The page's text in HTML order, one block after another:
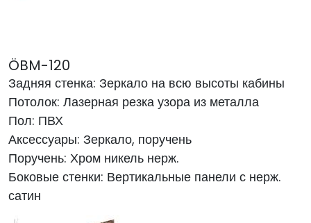
ÖBM-120
Задняя стенка: Зеркало на всю высоты кабины
Потолок: Лазерная резка узора из металла
Пол: ПВХ
Аксессуары: Зеркало, поручень
Поручень: Хром никель нерж.
Боковые стенки: Вертикальные панели с нерж.
сатин